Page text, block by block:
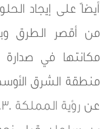
أيضاً على إيجاد
من أقصر الطرق
مكانتها في
منطقة الشرق
عن رؤية المملكة 2030